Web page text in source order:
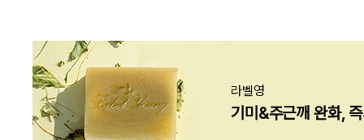
라벨영
기미&주근깨 완화,